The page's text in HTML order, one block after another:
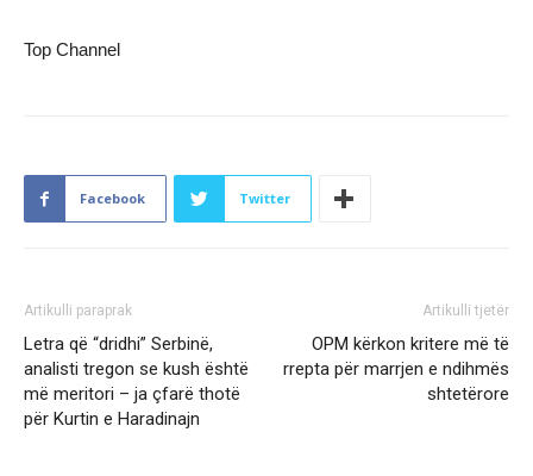
Top Channel
Facebook Twitter
Artikulli paraprak
Letra që “dridhi” Serbinë,
analisti tregon se kush është
më meritori – ja çfarë thotë
për Kurtin e Haradinajn
Artikulli tjetër
OPM kërkon kritere më të
rrepta për marrjen e ndihmës
shtetërore